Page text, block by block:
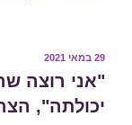
פורסם
ב
29 במאי 2021
"אני רוצה
יכולתה",